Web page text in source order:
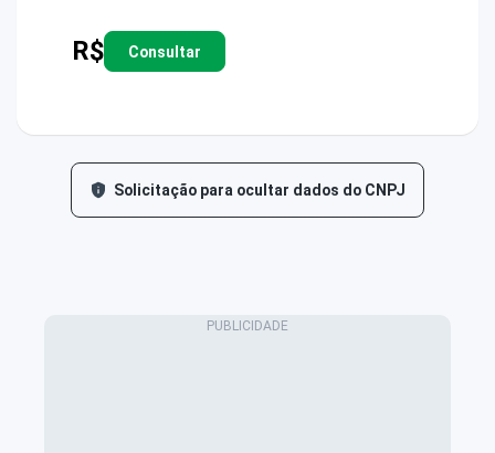
R$ Consultar
Solicitação para ocultar dados do CNPJ